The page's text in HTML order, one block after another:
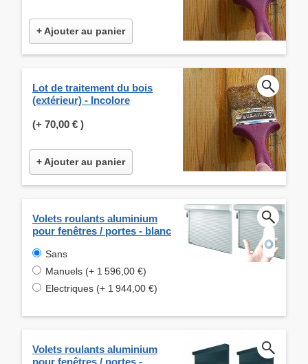
+ Ajouter au panier
Lot de traitement du bois
(extérieur) - Incolore
(+ 70,00 € )
+ Ajouter au panier
Volets roulants aluminium
pour fenêtres / portes - blanc
Sans
Manuels (+ 1 596,00 €)
Electriques (+ 1 944,00 €)
Volets roulants aluminium
pour fenêtres / portes -